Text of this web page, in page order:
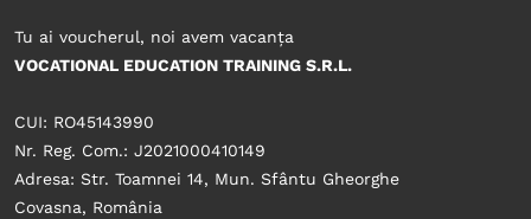
Tu ai voucherul, noi avem vacanța
VOCATIONAL EDUCATION TRAINING S.R.L.
CUI: RO45143990
Nr. Reg. Com.: J2021000410149
Adresa: Str. Toamnei 14, Mun. Sfântu Gheorghe
Covasna, România